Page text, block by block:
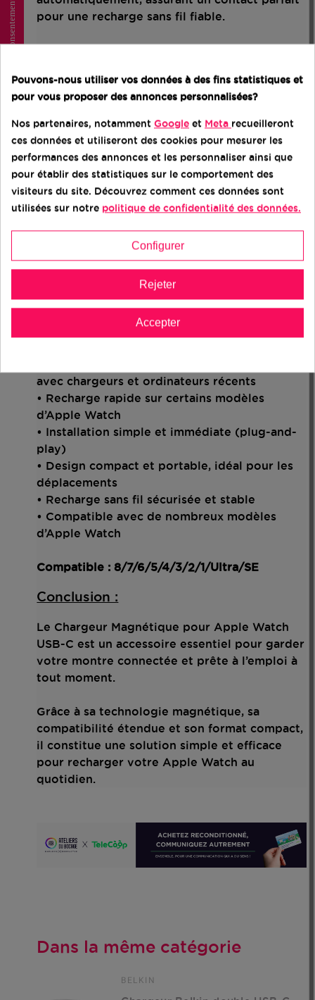
pour une recharge sans fil fiable.
permet, selon la version, la charge rapide sur
certaines générations comme les Apple Watch
Series 7 et suivantes, capables de se
recharger jusqu’à environ 80 % en moins
d’une heure dans de bonnes conditions.
Son format compact et léger le rend très
facile à transporter dans un sac, une poche ou
solution idéale pour les voyages, les
déplacements professionnels ou comme
chargeur de secours.
Avantages du produit :
• Technologie de charge magnétique pour un
avec chargeurs et ordinateurs récents
• Recharge rapide sur certains modèles
d’Apple Watch
• Installation simple et immédiate (plug-and-
play)
• Design compact et portable, idéal pour les
déplacements
• Recharge sans fil sécurisée et stable
• Compatible avec de nombreux modèles
d’Apple Watch
Compatible : 8/7/6/5/4/3/2/1/Ultra/SE
Conclusion :
Le Chargeur Magnétique pour Apple Watch
USB-C est un accessoire essentiel pour garder
votre montre connectée et prête à l’emploi à
tout moment.
Grâce à sa technologie magnétique, sa
compatibilité étendue et son format compact,
il constitue une solution simple et efficace
pour recharger votre Apple Watch au
quotidien.
Dans la même catégorie
BELKIN
Pouvons-nous utiliser vos données à des fins statistiques et
pour vous proposer des annonces personnalisées?
Nos partenaires, notamment Google et Meta recueilleront
ces données et utiliseront des cookies pour mesurer les
performances des annonces et les personnaliser ainsi que
pour établir des statistiques sur le comportement des
visiteurs du site. Découvrez comment ces données sont
utilisées sur notre politique de confidentialité des données.
Configurer
Rejeter
Accepter